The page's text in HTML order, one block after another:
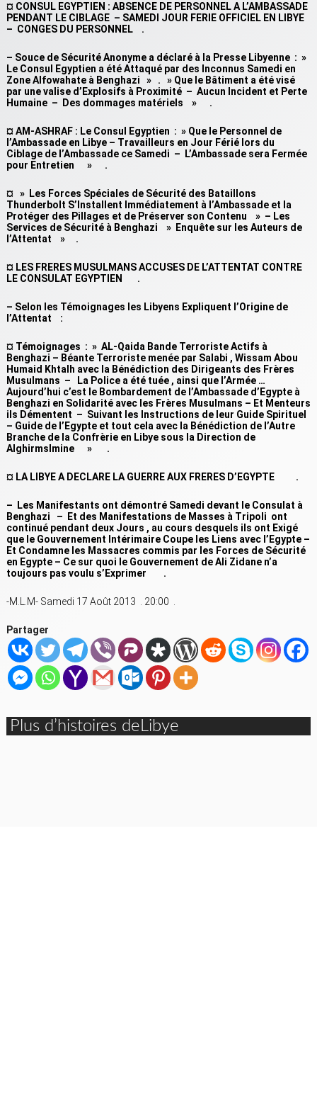
¤ CONSUL EGYPTIEN : ABSENCE DE PERSONNEL A L’AMBASSADE
PENDANT LE CIBLAGE – SAMEDI JOUR FERIE OFFICIEL EN LIBYE
– CONGES DU PERSONNEL .
– Souce de Sécurité Anonyme a déclaré à la Presse Libyenne : »
Le Consul Egyptien a été Attaqué par des Inconnus Samedi en
Zone Alfowahate à Benghazi » . » Que le Bâtiment a été visé
par une valise d’Explosifs à Proximité – Aucun Incident et Perte
Humaine – Des dommages matériels » .
¤ AM-ASHRAF : Le Consul Egyptien : » Que le Personnel de
l’Ambassade en Libye – Travailleurs en Jour Férié lors du
Ciblage de l’Ambassade ce Samedi – L’Ambassade sera Fermée
pour Entretien » .
¤ » Les Forces Spéciales de Sécurité des Bataillons
Thunderbolt S’Installent Immédiatement à l’Ambassade et la
Protéger des Pillages et de Préserver son Contenu » – Les
Services de Sécurité à Benghazi » Enquête sur les Auteurs de
l’Attentat » .
¤ LES FRERES MUSULMANS ACCUSES DE L’ATTENTAT CONTRE
LE CONSULAT EGYPTIEN .
– Selon les Témoignages les Libyens Expliquent l’Origine de
l’Attentat :
¤ Témoignages : » AL-Qaida Bande Terroriste Actifs à
Benghazi – Béante Terroriste menée par Salabi , Wissam Abou
Humaid Khtalh avec la Bénédiction des Dirigeants des Frères
Musulmans – La Police a été tuée , ainsi que l’Armée …
Aujourd’hui c’est le Bombardement de l’Ambassade d’Egypte à
Benghazi en Solidarité avec les Frères Musulmans – Et Menteurs
ils Démentent – Suivant les Instructions de leur Guide Spirituel
– Guide de l’Egypte et tout cela avec la Bénédiction de l’Autre
Branche de la Confrèrie en Libye sous la Direction de
Alghirmslmine » .
¤ LA LIBYE A DECLARE LA GUERRE AUX FRERES D’EGYPTE .
– Les Manifestants ont démontré Samedi devant le Consulat à
Benghazi – Et des Manifestations de Masses à Tripoli ont
continué pendant deux Jours , au cours desquels ils ont Exigé
que le Gouvernement Intérimaire Coupe les Liens avec l’Egypte –
Et Condamne les Massacres commis par les Forces de Sécurité
en Egypte – Ce sur quoi le Gouvernement de Ali Zidane n’a
toujours pas voulu s’Exprimer .
-M.L.M- Samedi 17 Août 2013 . 20:00 .
Partager
Plus d’histoires deLibye